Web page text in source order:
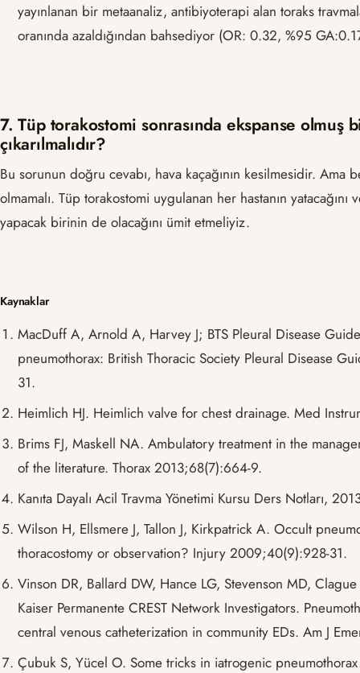
yayınlanan bir metaanaliz, antibiyoterapi alan toraks
oranında azaldığından bahsediyor (OR: 0.32, %95
7. Tüp torakostomi sonrasında ekspanse
çıkarılmalıdır?
Bu sorunun doğru cevabı, hava kaçağının kesilmesidir. Ama
olmamalı. Tüp torakostomi uygulanan her hastanın
yapacak birinin de olacağını ümit etmeliyiz.
Kaynaklar
MacDuff A, Arnold A, Harvey J; BTS Pleural Disease
pneumothorax: British Thoracic Society Pleural Disease
31.
Heimlich HJ. Heimlich valve for chest drainage. Med
Brims FJ, Maskell NA. Ambulatory treatment in the
of the literature. Thorax 2013;68(7):664-9.
Kanıta Dayalı Acil Travma Yönetimi Kursu Ders Notları,
Wilson H, Ellsmere J, Tallon J, Kirkpatrick A. Occult
thoracostomy or observation? Injury 2009;40(9):928-31.
Vinson DR, Ballard DW, Hance LG, Stevenson MD,
Kaiser Permanente CREST Network Investigators.
central venous catheterization in community EDs. Am J
Çubuk S, Yücel O. Some tricks in iatrogenic